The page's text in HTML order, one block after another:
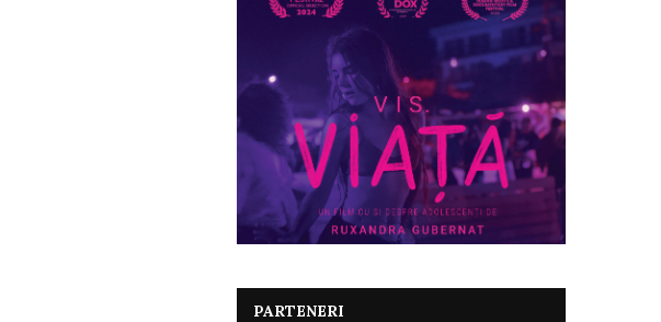
PARTENERI